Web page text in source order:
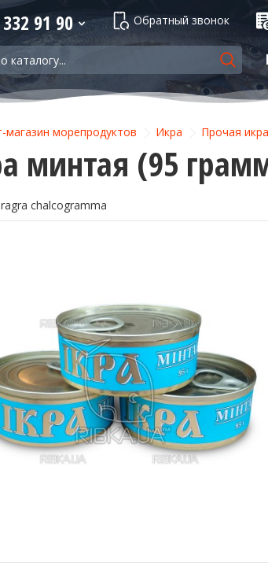
91 90 Обратный звонок
магазин морепродуктов Икра Прочая икра
минтая (95
chalcogramma